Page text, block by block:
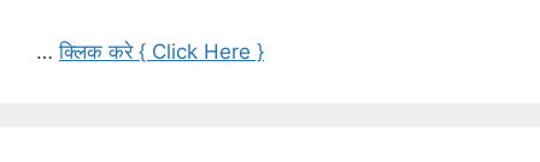
…क्लिक करे { Click Here }